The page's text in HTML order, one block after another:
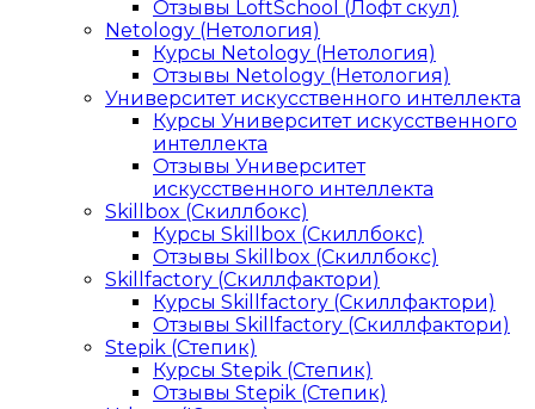
Отзывы LoftSchool (Лофт скул)
Netology (Нетология)
Курсы Netology (Нетология)
Отзывы Netology (Нетология)
Университет искусственного интеллекта
Курсы Университет искусственного
интеллекта
Отзывы Университет
искусственного интеллекта
Skillbox (Скиллбокс)
Курсы Skillbox (Скиллбокс)
Отзывы Skillbox (Скиллбокс)
Skillfactory (Скиллфактори)
Курсы Skillfactory (Скиллфактори)
Отзывы Skillfactory (Скиллфактори)
Stepik (Степик)
Курсы Stepik (Степик)
Отзывы Stepik (Степик)